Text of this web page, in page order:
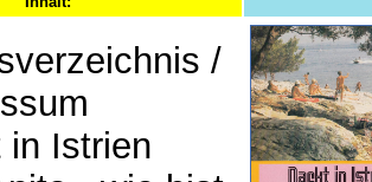
/
in Istrien